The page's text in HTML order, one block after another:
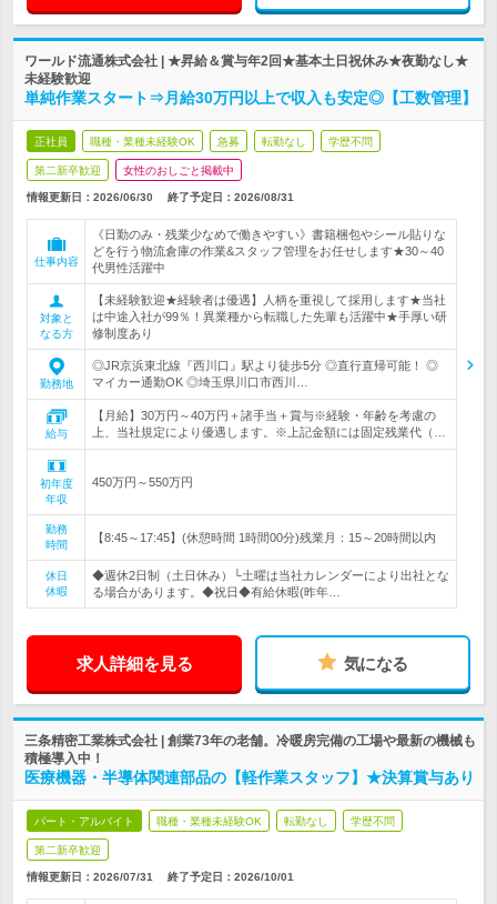
ワールド流通株式会社 | ★昇給＆賞与年2回★基本土日祝休み★夜勤なし★
未経験歓迎
単純作業スタート⇒月給30万円以上で収入も安定◎【工数管理】
正社員 職種・業種未経験OK 急募 転勤なし 学歴不問
第二新卒歓迎 女性のおしごと掲載中
情報更新日：2026/06/30 終了予定日： 2026/08/31
仕事内容
《日勤のみ・残業少なめで働きやすい》書籍梱包やシール貼りな
どを行う物流倉庫の作業&スタッフ管理をお任せします★30～40
代男性活躍中
対象と
なる方
【未経験歓迎★経験者は優遇】人柄を重視して採用します★当社
は中途入社が99％！異業種から転職した先輩も活躍中★手厚い研
修制度あり
勤務地
◎JR京浜東北線『西川口』駅より徒歩5分 ◎直行直帰可能！ ◎
マイカー通勤OK ◎埼玉県川口市西川…
給与
【月給】30万円～40万円＋諸手当＋賞与※経験・年齢を考慮の
上、当社規定により優遇します。※上記金額には固定残業代（…
初年度
年収
450万円～550万円
勤務
時間
【8:45～17:45】(休憩時間 1時間00分)残業月：15～20時間以内
休日
休暇
◆週休2日制（土日休み）└土曜は当社カレンダーにより出社とな
る場合があります。◆祝日◆有給休暇(昨年…
求人詳細を見る 気になる
三条精密工業株式会社 | 創業73年の老舗。冷暖房完備の工場や最新の機械も
積極導入中！
医療機器・半導体関連部品の【軽作業スタッフ】★決算賞与あり
パート・アルバイト 職種・業種未経験OK 転勤なし 学歴不問
第二新卒歓迎
情報更新日：2026/07/31 終了予定日： 2026/10/01